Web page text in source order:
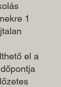
1
el a